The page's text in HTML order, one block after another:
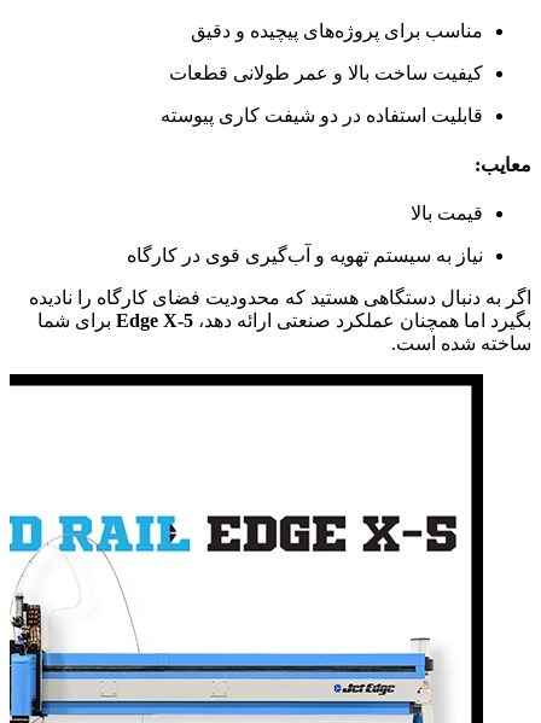
مناسب برای پروژه‌های پیچیده و دقیق
کیفیت ساخت بالا و عمر طولانی قطعات
قابلیت استفاده در دو شیفت کاری پیوسته
معایب:
قیمت بالا
نیاز به سیستم تهویه و آب‌گیری قوی در کارگاه
اگر به دنبال دستگاهی هستید که محدودیت فضای کارگاه را نادیده
بگیرد اما همچنان عملکرد صنعتی ارائه دهد، Edge X-5 برای شما
ساخته شده است.